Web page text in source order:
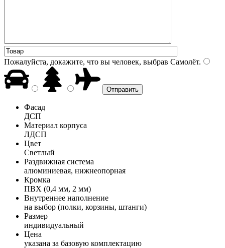
Пожалуйста, докажите, что вы человек, выбрав Самолёт.
Фасад
ДСП
Материал корпуса
ЛДСП
Цвет
Светлый
Раздвижная система
алюминиевая, нижнеопорная
Кромка
ПВХ (0,4 мм, 2 мм)
Внутреннее наполнение
на выбор (полки, корзины, штанги)
Размер
индивидуальный
Цена
указана за базовую комплектацию